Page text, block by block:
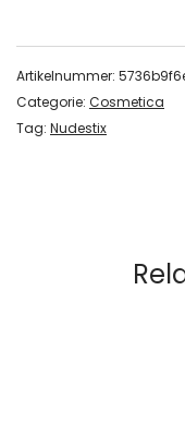
Artikelnummer:
Categorie: Cosmetica
Tag: Nudestix